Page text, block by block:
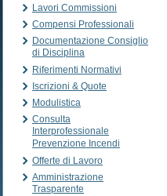
Lavori Commissioni
Compensi Professionali
Documentazione Consiglio
di Disciplina
Riferimenti Normativi
Iscrizioni & Quote
Modulistica
Consulta
Interprofessionale
Prevenzione Incendi
Offerte di Lavoro
Amministrazione
Trasparente